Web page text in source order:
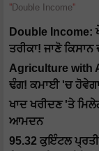
Double Income
Double Income:
ਤਰੀਕਾ! ਜਾਣੋ
Agriculture with
ਢੰਗ! ਕਮਾਈ 'ਚ ਹੋਵੇਗਾ
ਖਾਦ ਖਰੀਦਣ 'ਤੇ
ਆਮਦਨ
95.32 ਕੁਇੰਟਲ